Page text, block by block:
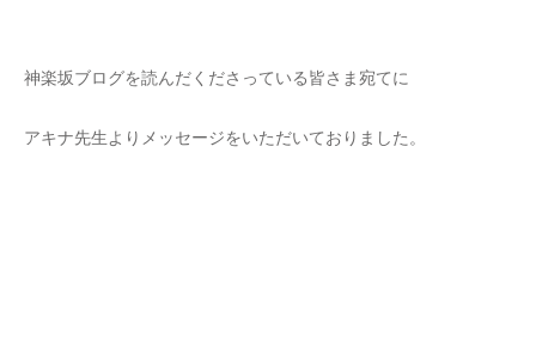
神楽坂ブログを読んだくださっている皆さま宛てに
アキナ先生よりメッセージをいただいておりました。